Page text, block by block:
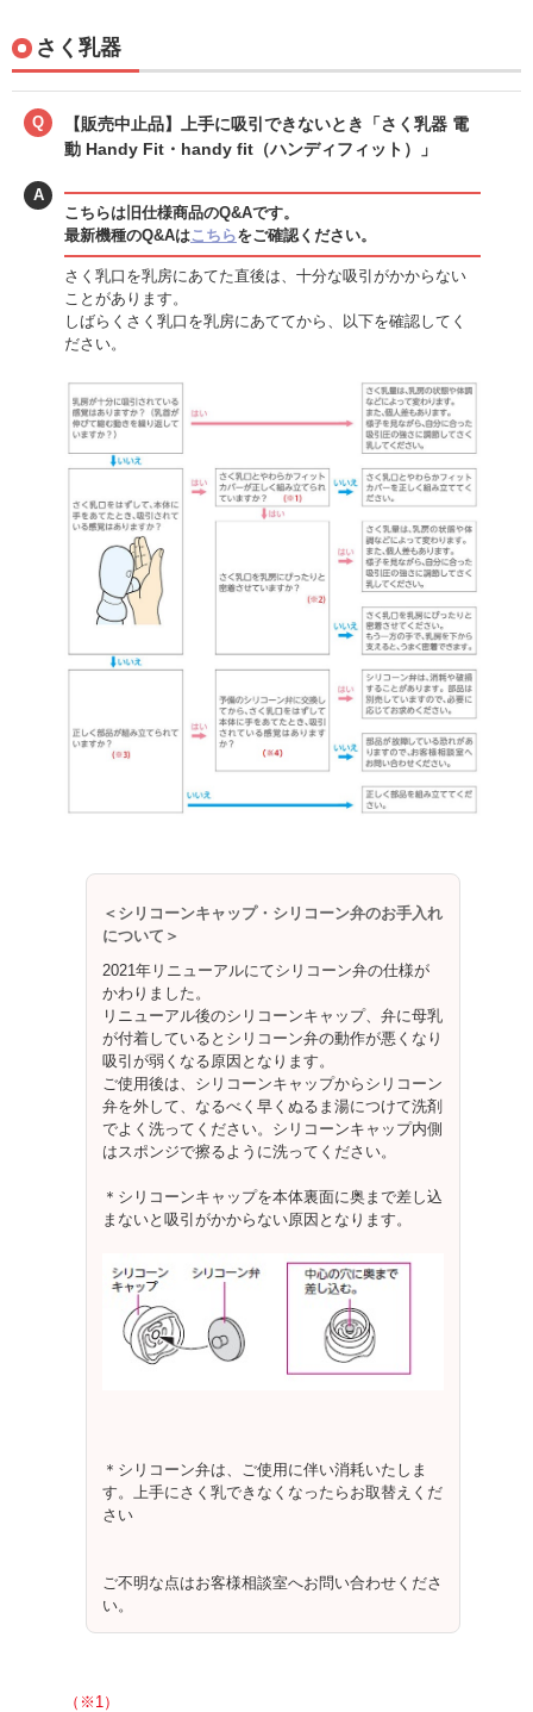
さく乳器
Q
【販売中止品】上手に吸引できないとき「さく乳器 電
動 Handy Fit・handy fit（ハンディフィット）」
A
こちらは旧仕様商品のQ&Aです。
最新機種のQ&Aはこちらをご確認ください。
さく乳口を乳房にあてた直後は、十分な吸引がかからない
ことがあります。
しばらくさく乳口を乳房にあててから、以下を確認してく
ださい。
＜シリコーンキャップ・シリコーン弁のお手入れ
について＞
2021年リニューアルにてシリコーン弁の仕様が
かわりました。
リニューアル後のシリコーンキャップ、弁に母乳
が付着しているとシリコーン弁の動作が悪くなり
吸引が弱くなる原因となります。
ご使用後は、シリコーンキャップからシリコーン
弁を外して、なるべく早くぬるま湯につけて洗剤
でよく洗ってください。シリコーンキャップ内側
はスポンジで擦るように洗ってください。
＊シリコーンキャップを本体裏面に奥まで差し込
まないと吸引がかからない原因となります。
＊シリコーン弁は、ご使用に伴い消耗いたしま
す。上手にさく乳できなくなったらお取替えくだ
さい
ご不明な点はお客様相談室へお問い合わせくださ
い。
（※1）